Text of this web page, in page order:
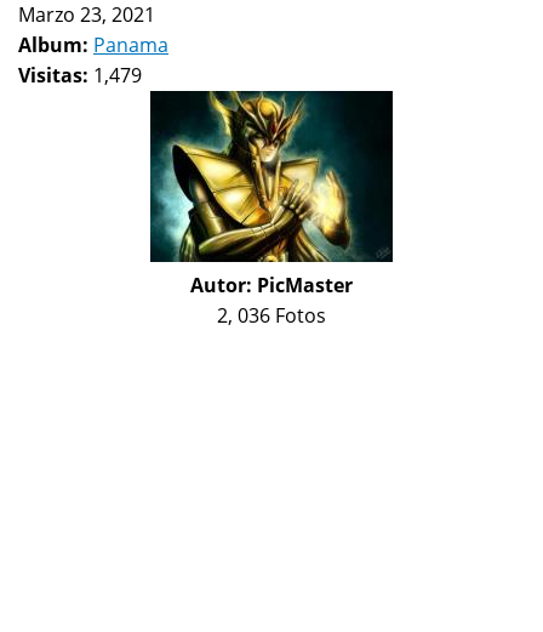
Marzo 23, 2021
Album: Panama
Visitas: 1,479
Autor: PicMaster
2, 036 Fotos